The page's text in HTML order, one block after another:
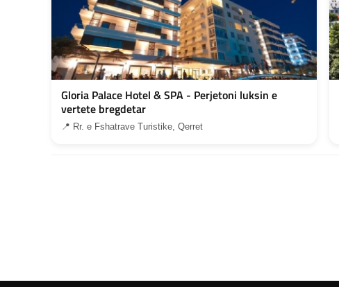
Gloria Palace Hotel & SPA - Perjetoni luksin e
vertete bregdetar
📍 Rr. e Fshatrave Turistike, Qerret